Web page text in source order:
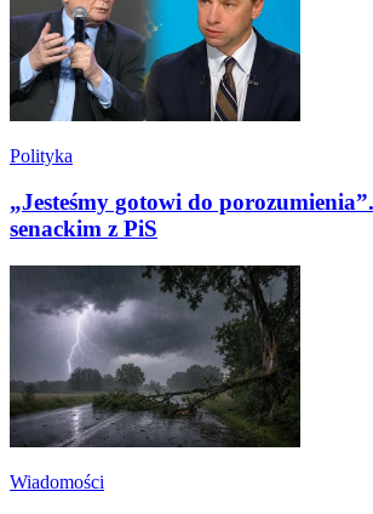
Polityka
„Jesteśmy gotowi do
senackim z PiS
Wiadomości